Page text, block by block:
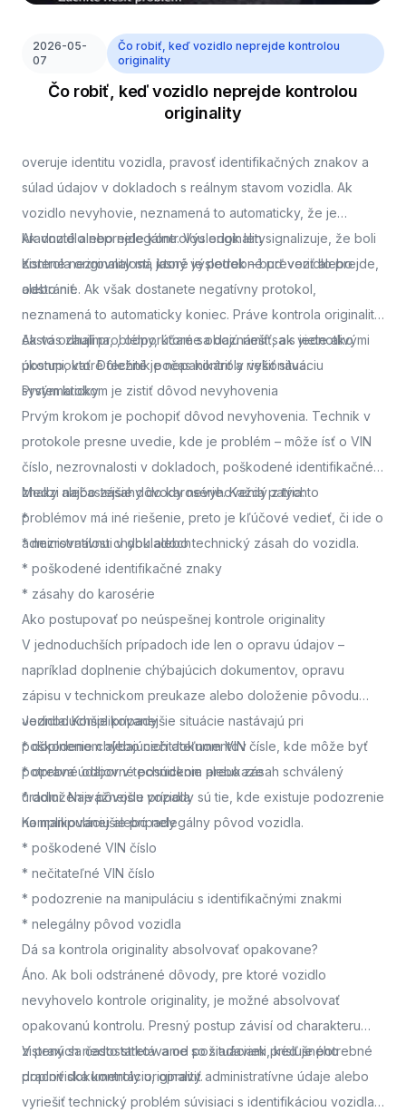
2026-05-
07
Čo robiť, keď vozidlo neprejde kontrolou
originality
Čo robiť, keď vozidlo neprejde kontrolou
originality
overuje identitu vozidla, pravosť identifikačných znakov a
súlad údajov v dokladoch s reálnym stavom vozidla. Ak
vozidlo nevyhovie, neznamená to automaticky, že je
kradnuté alebo nelegálne. Výsledok len signalizuje, že boli
zistené nezrovnalosti, ktoré je potrebné preveriť alebo
odstrániť.
Ak vozidlo neprejde kontrolou originality
Kontrola originality má jasný výsledok – buď vozidlo prejde,
alebo nie. Ak však dostanete negatívny protokol,
neznamená to automaticky koniec. Práve kontrola originality
často odhalí problémy, ktoré sa dajú riešiť, ak viete ako
postupovať. Dôležité je nepanikáriť a riešiť situáciu
systematicky.
Ak vás zaujíma,, odporúčame oboznámiť sa s jednotlivými
úkonmi, ktoré technik počas kontroly vykonáva.
Prvým krokom je zistiť dôvod nevyhovenia
Prvým krokom je pochopiť dôvod nevyhovenia. Technik v
protokole presne uvedie, kde je problém – môže ísť o VIN
číslo, nezrovnalosti v dokladoch, poškodené identifikačné
znaky alebo zásahy do karosérie. Každý z týchto
problémov má iné riešenie, preto je kľúčové vedieť, či ide o
administratívnu chybu alebo technický zásah do vozidla.
Medzi najčastejšie dôvody nevyhovenia patria:
*
* nezrovnalosti v dokladoch
* poškodené identifikačné znaky
* zásahy do karosérie
Ako postupovať po neúspešnej kontrole originality
V jednoduchších prípadoch ide len o opravu údajov –
napríklad doplnenie chýbajúcich dokumentov, opravu
zápisu v technickom preukaze alebo doloženie pôvodu
vozidla. Komplikovanejšie situácie nastávajú pri
poškodenom alebo nečitateľnom VIN čísle, kde môže byť
potrebné odborné posúdenie alebo zásah schválený
úradmi. Najvážnejšie prípady sú tie, kde existuje podozrenie
na manipuláciu alebo nelegálny pôvod vozidla.
Jednoduchšie prípady
* doplnenie chýbajúcich dokumentov
* oprava údajov v technickom preukaze
* doloženie pôvodu vozidla
Komplikovanejšie prípady
* poškodené VIN číslo
* nečitateľné VIN číslo
* podozrenie na manipuláciu s identifikačnými znakmi
* nelegálny pôvod vozidla
Dá sa kontrola originality absolvovať opakovane?
Áno. Ak boli odstránené dôvody, pre ktoré vozidlo
nevyhovelo kontrole originality, je možné absolvovať
opakovanú kontrolu. Presný postup závisí od charakteru
zistených nedostatkov a od požiadaviek príslušného
pracoviska kontroly originality.
V praxi sa často stretávame so situáciami, keď je potrebné
doplniť dokumentáciu, opraviť administratívne údaje alebo
vyriešiť technický problém súvisiaci s identifikáciou vozidla.